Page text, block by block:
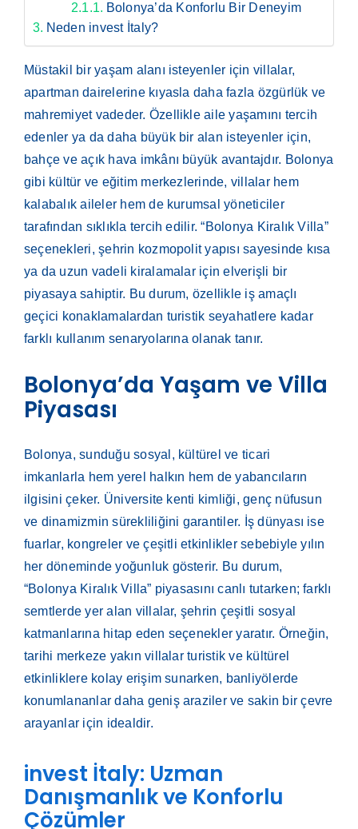
Bolonya’da Konforlu Bir Deneyim
Neden invest İtaly?
Müstakil bir yaşam alanı isteyenler için villalar,
apartman dairelerine kıyasla daha fazla özgürlük ve
mahremiyet vadeder. Özellikle aile yaşamını tercih
edenler ya da daha büyük bir alan isteyenler için,
bahçe ve açık hava imkânı büyük avantajdır. Bolonya
gibi kültür ve eğitim merkezlerinde, villalar hem
kalabalık aileler hem de kurumsal yöneticiler
tarafından sıklıkla tercih edilir. “Bolonya Kiralık Villa”
seçenekleri, şehrin kozmopolit yapısı sayesinde kısa
ya da uzun vadeli kiralamalar için elverişli bir
piyasaya sahiptir. Bu durum, özellikle iş amaçlı
geçici konaklamalardan turistik seyahatlere kadar
farklı kullanım senaryolarına olanak tanır.
Bolonya’da Yaşam ve Villa
Piyasası
Bolonya, sunduğu sosyal, kültürel ve ticari
imkanlarla hem yerel halkın hem de yabancıların
ilgisini çeker. Üniversite kenti kimliği, genç nüfusun
ve dinamizmin sürekliliğini garantiler. İş dünyası ise
fuarlar, kongreler ve çeşitli etkinlikler sebebiyle yılın
her döneminde yoğunluk gösterir. Bu durum,
“Bolonya Kiralık Villa” piyasasını canlı tutarken; farklı
semtlerde yer alan villalar, şehrin çeşitli sosyal
katmanlarına hitap eden seçenekler yaratır. Örneğin,
tarihi merkeze yakın villalar turistik ve kültürel
etkinliklere kolay erişim sunarken, banliyölerde
konumlananlar daha geniş araziler ve sakin bir çevre
arayanlar için idealdir.
invest İtaly: Uzman
Danışmanlık ve Konforlu
Çözümler